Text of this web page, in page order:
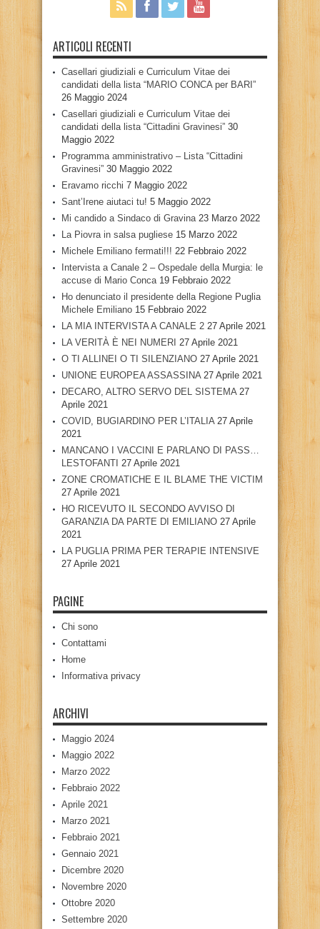
ARTICOLI RECENTI
Casellari giudiziali e Curriculum Vitae dei
candidati della lista “MARIO CONCA per BARI”
26 Maggio 2024
Casellari giudiziali e Curriculum Vitae dei
candidati della lista “Cittadini Gravinesi” 30
Maggio 2022
Programma amministrativo – Lista “Cittadini
Gravinesi” 30 Maggio 2022
Eravamo ricchi 7 Maggio 2022
Sant’Irene aiutaci tu! 5 Maggio 2022
Mi candido a Sindaco di Gravina 23 Marzo 2022
La Piovra in salsa pugliese 15 Marzo 2022
Michele Emiliano fermati!!! 22 Febbraio 2022
Intervista a Canale 2 – Ospedale della Murgia: le
accuse di Mario Conca 19 Febbraio 2022
Ho denunciato il presidente della Regione Puglia
Michele Emiliano 15 Febbraio 2022
LA MIA INTERVISTA A CANALE 2 27 Aprile 2021
LA VERITÀ È NEI NUMERI 27 Aprile 2021
O TI ALLINEI O TI SILENZIANO 27 Aprile 2021
UNIONE EUROPEA ASSASSINA 27 Aprile 2021
DECARO, ALTRO SERVO DEL SISTEMA 27
Aprile 2021
COVID, BUGIARDINO PER L’ITALIA 27 Aprile
2021
MANCANO I VACCINI E PARLANO DI PASS…
LESTOFANTI 27 Aprile 2021
ZONE CROMATICHE E IL BLAME THE VICTIM
27 Aprile 2021
HO RICEVUTO IL SECONDO AVVISO DI
GARANZIA DA PARTE DI EMILIANO 27 Aprile
2021
LA PUGLIA PRIMA PER TERAPIE INTENSIVE
27 Aprile 2021
PAGINE
Chi sono
Contattami
Home
Informativa privacy
ARCHIVI
Maggio 2024
Maggio 2022
Marzo 2022
Febbraio 2022
Aprile 2021
Marzo 2021
Febbraio 2021
Gennaio 2021
Dicembre 2020
Novembre 2020
Ottobre 2020
Settembre 2020